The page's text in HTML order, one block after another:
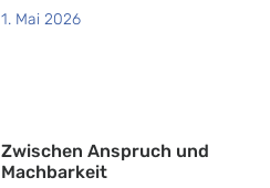
1. Mai 2026
Zwischen Anspruch und
Machbarkeit